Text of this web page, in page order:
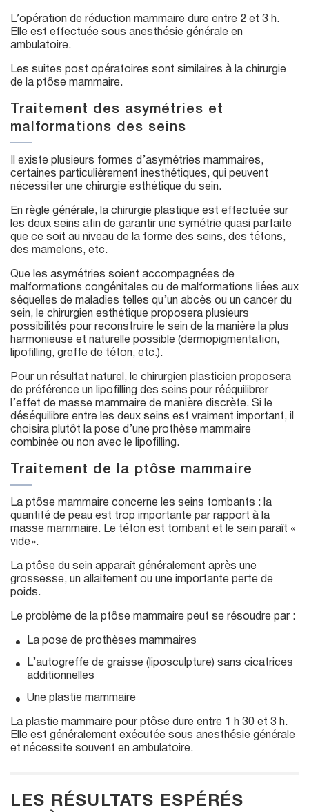
L’opération de réduction mammaire dure entre 2 et 3 h.
Elle est effectuée sous anesthésie générale en
ambulatoire.
Les suites post opératoires sont similaires à la chirurgie
de la ptôse mammaire.
Traitement des asymétries et
malformations des seins
Il existe plusieurs formes d’asymétries mammaires,
certaines particulièrement inesthétiques, qui peuvent
nécessiter une chirurgie esthétique du sein.
En règle générale, la chirurgie plastique est effectuée sur
les deux seins afin de garantir une symétrie quasi parfaite
que ce soit au niveau de la forme des seins, des tétons,
des mamelons, etc.
Que les asymétries soient accompagnées de
malformations congénitales ou de malformations liées aux
séquelles de maladies telles qu’un abcès ou un cancer du
sein, le chirurgien esthétique proposera plusieurs
possibilités pour reconstruire le sein de la manière la plus
harmonieuse et naturelle possible (dermopigmentation,
lipofilling, greffe de téton, etc.).
Pour un résultat naturel, le chirurgien plasticien proposera
de préférence un lipofilling des seins pour rééquilibrer
l’effet de masse mammaire de manière discrète. Si le
déséquilibre entre les deux seins est vraiment important, il
choisira plutôt la pose d’une prothèse mammaire
combinée ou non avec le lipofilling.
Traitement de la ptôse mammaire
La ptôse mammaire concerne les seins tombants : la
quantité de peau est trop importante par rapport à la
masse mammaire. Le téton est tombant et le sein paraît «
vide ».
La ptôse du sein apparaît généralement après une
grossesse, un allaitement ou une importante perte de
poids.
Le problème de la ptôse mammaire peut se résoudre par :
La pose de prothèses mammaires
L’autogreffe de graisse (liposculpture) sans cicatrices
additionnelles
Une plastie mammaire
La plastie mammaire pour ptôse dure entre 1 h 30 et 3 h.
Elle est généralement exécutée sous anesthésie générale
et nécessite souvent en ambulatoire.
LES RÉSULTATS ESPÉRÉS